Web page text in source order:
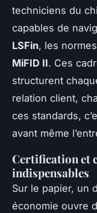
techniciens du
capables de
LSFin, les normes
MiFID II. Ces
structurent
relation client,
ces standards,
avant même
Certification et
indispensables
Sur le papier, un
économie ouvre